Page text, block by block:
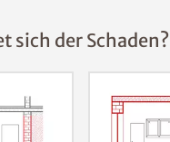
sich der Schaden?